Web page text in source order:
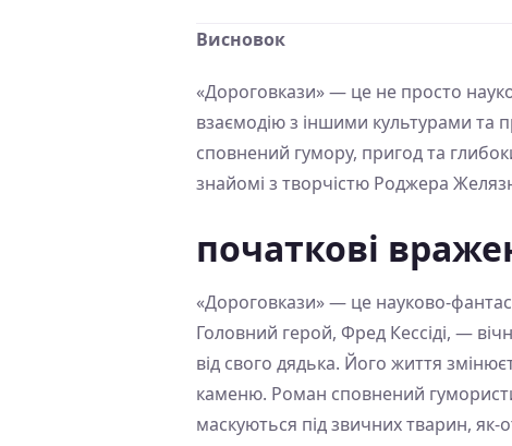
Висновок
«Дороговкази» — це не просто
взаємодію з іншими культурами та
сповнений гумору, пригод та
знайомі з творчістю Роджера
початкові
«Дороговкази» — це науково-
Головний герой, Фред Кессіді, —
від свого дядька. Його життя
каменю. Роман сповнений
маскуються під звичних тварин, як-